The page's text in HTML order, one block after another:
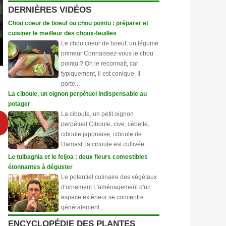
DERNIÈRES VIDÉOS
Chou coeur de boeuf ou chou pointu : préparer et
cuisiner le meilleur des choux-feuilles
Le chou coeur de boeuf, un légume
primeur Connaissez-vous le chou
pointu ? On le reconnaît, car
typiquement, il est conique. Il
porte...
La ciboule, un oignon perpétuel indispensable au
potager
La ciboule, un petit oignon
perpétuel Ciboule, cive, cébette,
ciboule japonaise, ciboule de
Damast, la ciboule est cultivée...
Le tulbaghia et le feijoa : deux fleurs comestibles
étonnantes à déguster
Le potentiel culinaire des végétaux
d'ornement L'aménagement d'un
espace extérieur se concentre
généralement...
ENCYCLOPÉDIE DES PLANTES